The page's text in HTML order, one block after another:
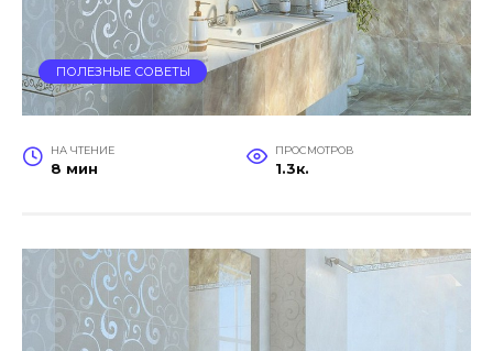
ПОЛЕЗНЫЕ СОВЕТЫ
НА ЧТЕНИЕ
8 мин
ПРОСМОТРОВ
1.3к.